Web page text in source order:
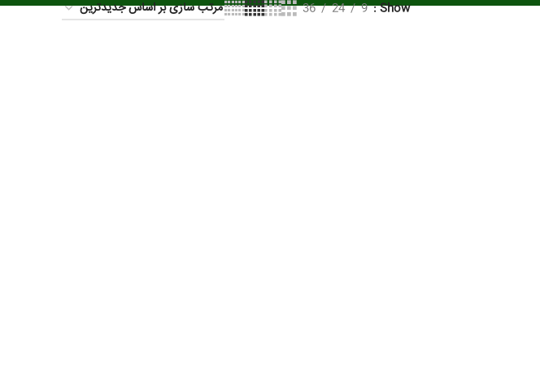
Show
9
24
36